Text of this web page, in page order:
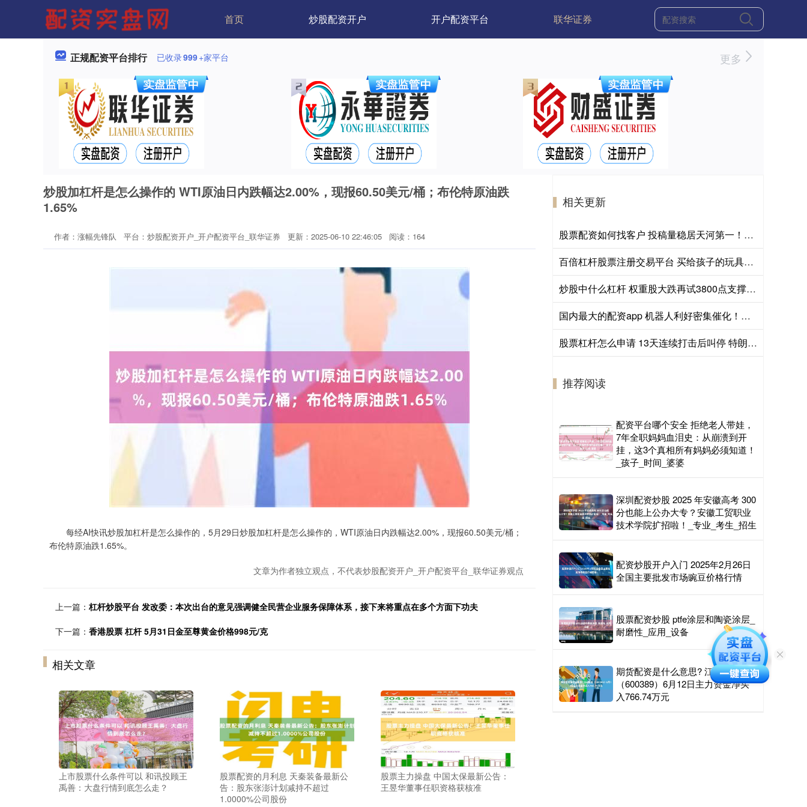
首页 炒股配资开户 开户配资平台 联华证券
正规配资平台排行 已收录999+家平台 更多
炒股加杠杆是怎么操作的 WTI原油日内跌幅达2.00%，现报60.50美元/桶；布伦特原油跌
1.65%
作者：涨幅先锋队 平台：炒股配资开户_开户配资平台_联华证券 更新：2025-06-10 22:46:05 阅读：164
每经AI快讯炒股加杠杆是怎么操作的，5月29日炒股加杠杆是怎么操作的，WTI原油日内跌幅达2.00%，现报60.50美元/桶；
布伦特原油跌1.65%。
文章为作者独立观点，不代表炒股配资开户_开户配资平台_联华证券观点
上一篇： 杠杆炒股平台 发改委：本次出台的意见强调健全民营企业服务保障体系，接下来将重点在多个方面下功夫
下一篇： 香港股票 杠杆 5月31日金至尊黄金价格998元/克
相关文章
上市股票什么条件可以 和讯投顾王
禹善：大盘行情到底怎么走？
股票配资的月利息 天秦装备最新公
告：股东张澎计划减持不超过
1.0000%公司股份
股票主力操盘 中国太保最新公告：
王昱华董事任职资格获核准
相关更新
股票配资如何找客户 投稿量稳居天河第一！专访校长，揭秘文明出行教育的创新密码
百倍杠杆股票注册交易平台 买给孩子的玩具竟是三无？揭秘“娜塔莎”娃娃线上售卖套路
炒股中什么杠杆 权重股大跌再试3800点支撑，中小市值股反弹悬殊涨多跌少
国内最大的配资app 机器人利好密集催化！出货量未来或16倍增长
股票杠杆怎么申请 13天连续打击后叫停 特朗普为何突然按下“暂停键”
推荐阅读
配资平台哪个安全 拒绝老人带娃，
7年全职妈妈血泪史：从崩溃到开
挂，这3个真相所有妈妈必须知道！
_孩子_时间_婆婆
深圳配资炒股 2025 年安徽高考 300
分也能上公办大专？安徽工贸职业
技术学院扩招啦！_专业_考生_招生
配资炒股开户入门 2025年2月26日
全国主要批发市场豌豆价格行情
股票配资炒股 ptfe涂层和陶瓷涂层_
耐磨性_应用_设备
期货配资是什么意思? 江山股份
（600389）6月12日主力资金净买
入766.74万元